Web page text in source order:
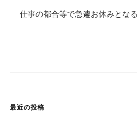
仕事の都合等で急遽お休みとな
最近の投稿